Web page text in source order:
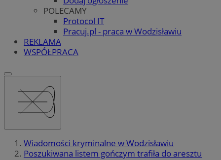
POLECAMY
Protocol IT
Pracuj.pl - praca w Wodzisławiu
REKLAMA
WSPÓŁPRACA
Wiadomości kryminalne w Wodzisławiu
Poszukiwana listem gończym trafiła do aresztu